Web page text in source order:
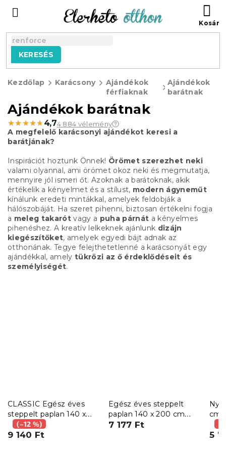
tartalomhoz
KERESÉS
Kezdőlap Karácsony
Ajándékok
férfiaknak
Ajándékok
barátnak
Ajándékok barátnak
★★★★★
★★★★★ 4,74 884 vélemény
A megfelelő karácsonyi ajándékot keresi a
barátjának?
Inspirációt hoztunk Önnek! Örömet szerezhet neki
valami olyannal, ami örömet okoz neki és megmutatja,
mennyire jól ismeri őt. Azoknak a barátoknak, akik
értékelik a kényelmet és a stílust, modern ágyneműt
kínálunk eredeti mintákkal, amelyek feldobják a
hálószobáját. Ha szeret pihenni, biztosan értékelni fogja
a meleg takarót vagy a puha párnát a kényelmes
pihenéshez. A kreatív lelkeknek ajánlunk dizájn
kiegészítőket, amelyek egyedi bájt adnak az
otthonának. Tegye felejthetetlenné a karácsonyát egy
ajándékkal, amelytükrözi az ő érdeklődéseit és
személyiségét.
CLASSIC Egész éves
steppelt paplan 140 x
200 cm párnával 70 x
90 cm és kispárnával 40
(–12 %)
9 140 Ft
Egész éves steppelt
paplan 140 x 200 cm
párnával 70 x 90 cm
7 177 Ft
cm
5